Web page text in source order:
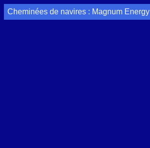
Cheminées de navires : Magnum Energy